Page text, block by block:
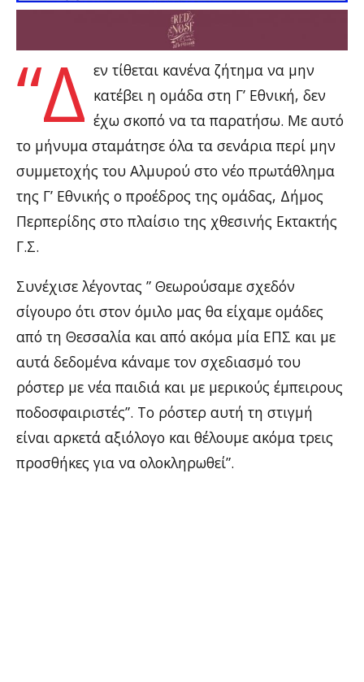
“Δ εν τίθεται κανένα ζήτημα να μην
κατέβει η ομάδα στη Γ’ Εθνική, δεν
έχω σκοπό να τα παρατήσω. Με αυτό
το μήνυμα σταμάτησε όλα τα σενάρια περί μην
συμμετοχής του Αλμυρού στο νέο πρωτάθλημα
της Γ’ Εθνικής ο προέδρος της ομάδας, Δήμος
Περπερίδης στο πλαίσιο της χθεσινής Εκτακτής
Γ.Σ.
Συνέχισε λέγοντας ” Θεωρούσαμε σχεδόν
σίγουρο ότι στον όμιλο μας θα είχαμε ομάδες
από τη Θεσσαλία και από ακόμα μία ΕΠΣ και με
αυτά δεδομένα κάναμε τον σχεδιασμό του
ρόστερ με νέα παιδιά και με μερικούς έμπειρους
ποδοσφαιριστές”. Το ρόστερ αυτή τη στιγμή
είναι αρκετά αξιόλογο και θέλουμε ακόμα τρεις
προσθήκες για να ολοκληρωθεί”.